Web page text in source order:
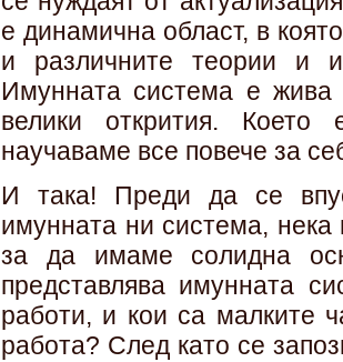
е динамична област, в
и различните теории и
Имунната система е
велики открития.
научаваме все повече за
И така! Преди да се
имунната ни система,
за да имаме солидна
представлява имунната
работи, и кои са малките
работа? След като се